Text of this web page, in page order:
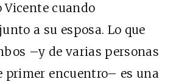
Vicente cuando
a su esposa. Lo que
–y de varias personas
primer encuentro– es una